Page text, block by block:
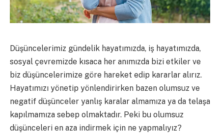
Düşüncelerimiz gündelik hayatımızda, iş hayatımızda,
sosyal çevremizde kısaca her anımızda bizi etkiler ve
biz düşüncelerimize göre hareket edip kararlar alırız.
Hayatımızı yönetip yönlendirirken bazen olumsuz ve
negatif düşünceler yanlış karalar almamıza ya da telaşa
kapılmamıza sebep olmaktadır. Peki bu olumsuz
düşünceleri en aza indirmek için ne yapmalıyız?